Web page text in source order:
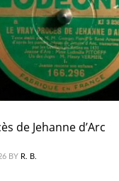
de Jehanne d’Arc
BY R. B.